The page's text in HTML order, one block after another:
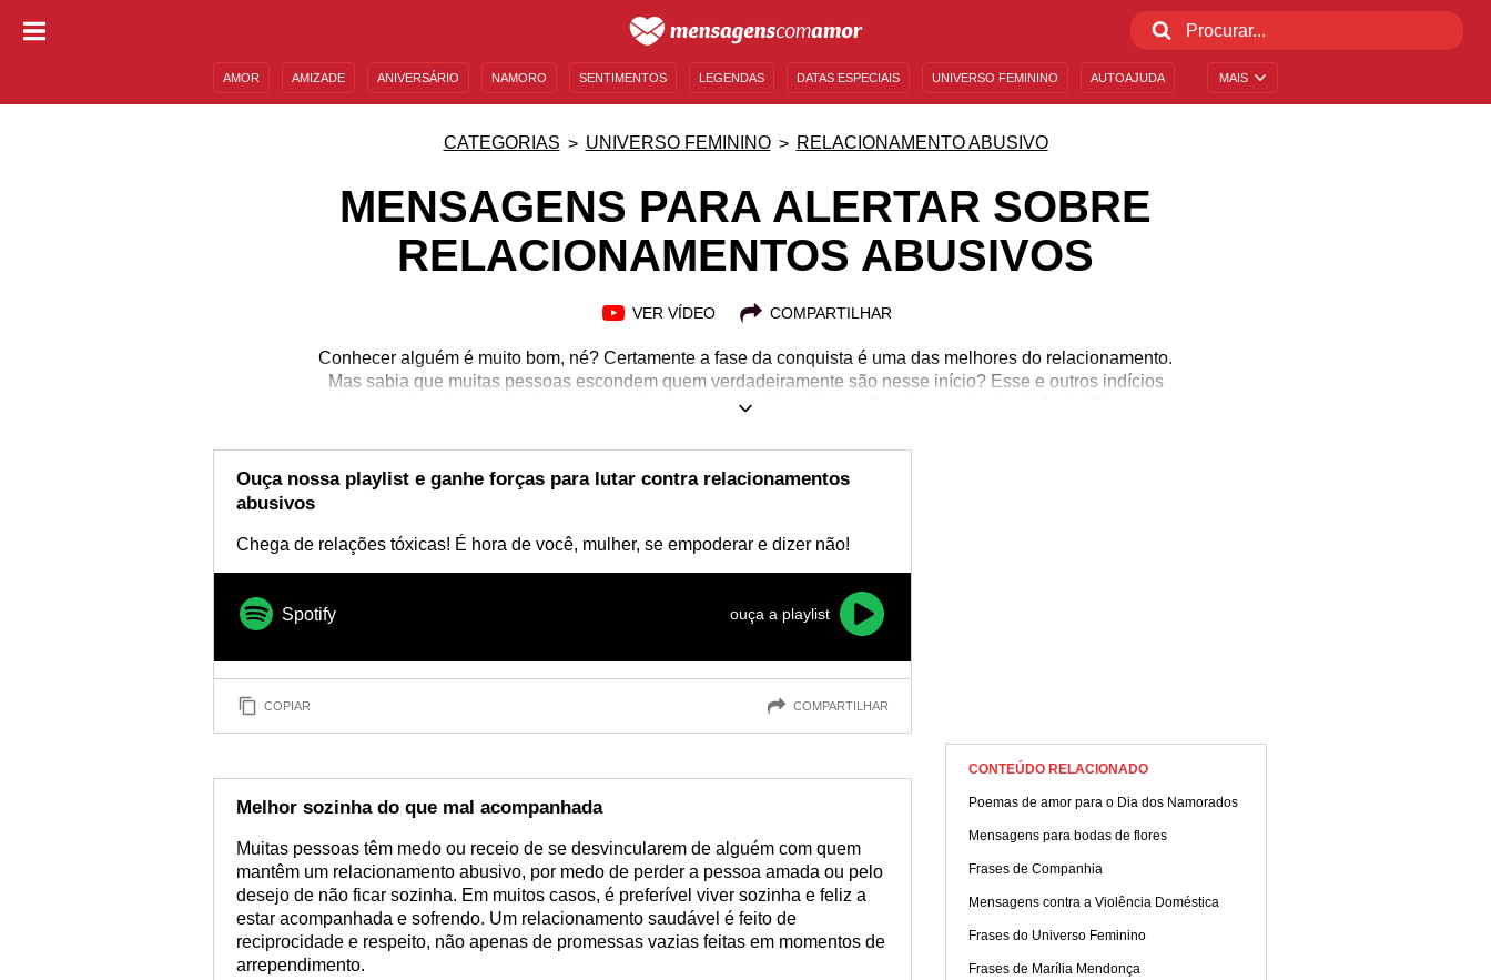
MAIS
AMOR AMIZADE ANIVERSÁRIO NAMORO SENTIMENTOS LEGENDAS DATAS ESPECIAIS UNIVERSO FEMININO AUTOAJUDA
CATEGORIAS UNIVERSO FEMININO RELACIONAMENTO ABUSIVO
MENSAGENS PARA ALERTAR SOBRE
RELACIONAMENTOS ABUSIVOS
VER VÍDEO COMPARTILHAR
Conhecer alguém é muito bom, né? Certamente a fase da conquista é uma das melhores do relacionamento.
Mas sabia que muitas pessoas escondem quem verdadeiramente são nesse início? Esse e outros indícios
acabam resultando em relacionamentos abusivos, que se identificam não só por meio da violência física, como
vítima. Afinal, é um assunto bem delicado e complexo para se falar de qualquer maneira. Pensando nisso,
preparamos profundas mensagens para alertar sobre relacionamentos abusivos para que você envie a alguém
Ouça nossa playlist e ganhe forças para lutar contra relacionamentos
abusivos
Chega de relações tóxicas! É hora de você, mulher, se empoderar e dizer não!
Spotify ouça a playlist
COPIAR COMPARTILHAR
Melhor sozinha do que mal acompanhada
Muitas pessoas têm medo ou receio de se desvincularem de alguém com quem
mantêm um relacionamento abusivo, por medo de perder a pessoa amada ou pelo
desejo de não ficar sozinha. Em muitos casos, é preferível viver sozinha e feliz a
estar acompanhada e sofrendo. Um relacionamento saudável é feito de
reciprocidade e respeito, não apenas de promessas vazias feitas em momentos de
arrependimento.
CONTEÚDO RELACIONADO
Poemas de amor para o Dia dos Namorados
Mensagens para bodas de flores
Frases de Companhia
Mensagens contra a Violência Doméstica
Frases do Universo Feminino
Frases de Marília Mendonça